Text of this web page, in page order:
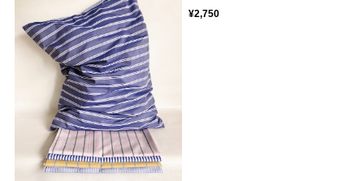
¥2,750